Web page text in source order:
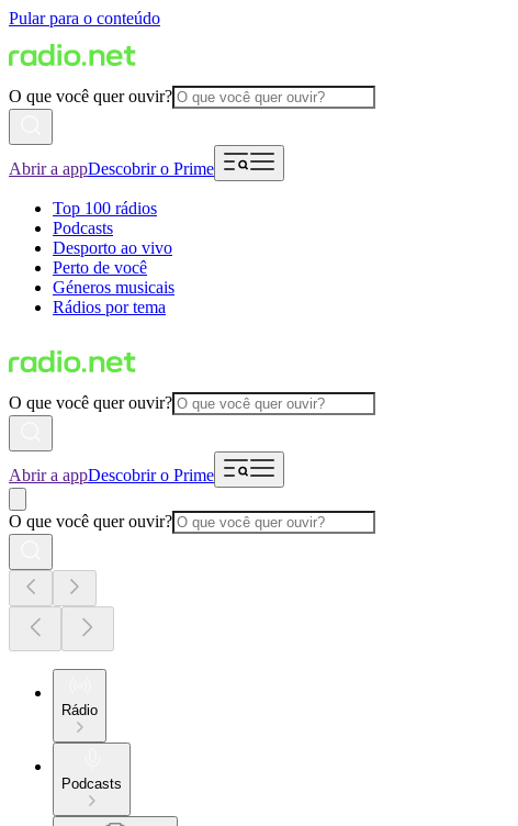
Pular para o conteúdo
O que você quer ouvir?
Abrir a appDescobrir o Prime
Top 100 rádios
Podcasts
Desporto ao vivo
Perto de você
Géneros musicais
Rádios por tema
O que você quer ouvir?
Abrir a appDescobrir o Prime
O que você quer ouvir?
Rádio
Podcasts